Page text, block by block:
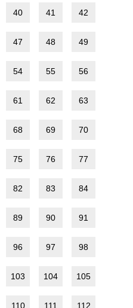
40 41 42
47 48 49
54 55 56
61 62 63
68 69 70
75 76 77
82 83 84
89 90 91
96 97 98
103 104 105
110 111 112